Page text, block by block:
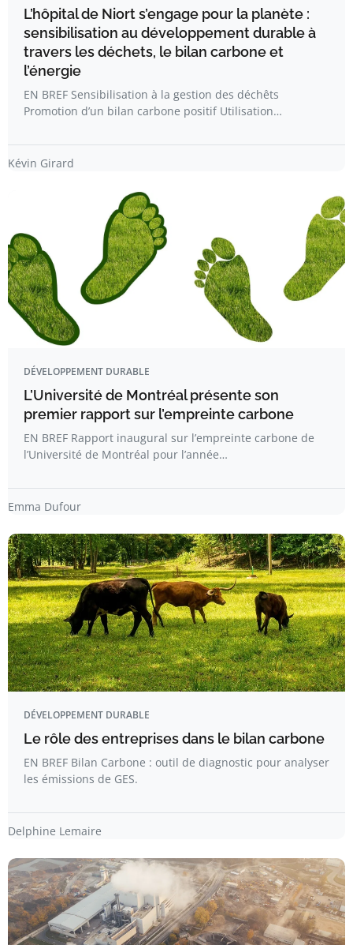
L’hôpital de Niort s’engage pour la planète :
sensibilisation au développement durable à
travers les déchets, le bilan carbone et
l’énergie
EN BREF Sensibilisation à la gestion des déchêts
Promotion d’un bilan carbone positif Utilisation…
Kévin Girard
DÉVELOPPEMENT DURABLE
L’Université de Montréal présente son
premier rapport sur l’empreinte carbone
EN BREF Rapport inaugural sur l’empreinte carbone de
l’Université de Montréal pour l’année…
Emma Dufour
DÉVELOPPEMENT DURABLE
Le rôle des entreprises dans le bilan carbone
EN BREF Bilan Carbone : outil de diagnostic pour analyser
les émissions de GES.
Delphine Lemaire